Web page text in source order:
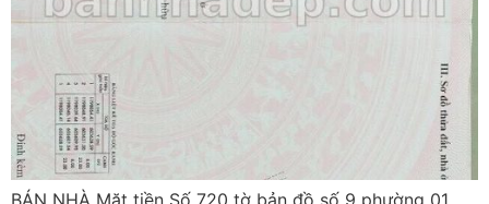
BÁN NHÀ Mặt tiền Số 720 tờ bản đồ số 9 phường 01